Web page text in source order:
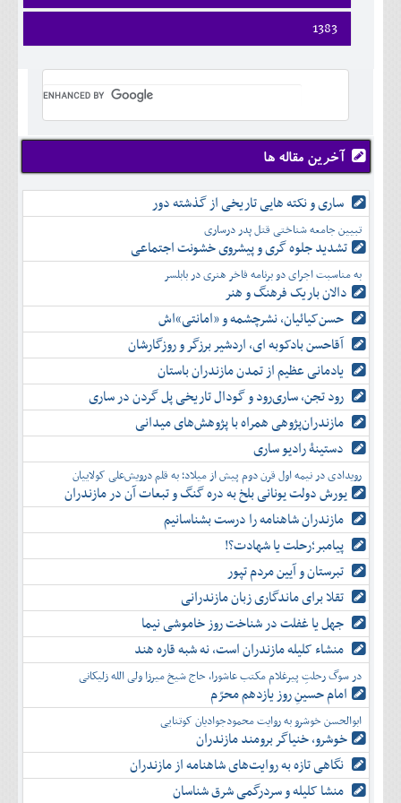
اسفند
دی
بهمن
آبان
آذر
دی
بهمن
شهريور
مهر
آبان
آذر
تير
مرداد
شهريور
مهر
دی
بهمن
اسفند
ارديبهشت
خرداد
تير
مرداد
آبان
آذر
دی
بهمن
اسفند
فروردين
ارديبهشت
خرداد
شهريور
مهر
آبان
آذر
دی
بهمن
اسفند
1383
فروردين
تير
مرداد
شهريور
مهر
آبان
آذر
دی
بهمن
اسفند
آخرین مقاله ها
ساری و نکته هایی تاریخی از گذشته دور
تبیین جامعه شناختی قتل پدر درساری
تشدید جلوه‌ گری و پیشروی خشونت اجتماعی
به مناسبت اجرای دو برنامه فاخر هنری در بابلسر
دالان باریک فرهنگ و هنر
حسن‌کیائیان، نشرچشمه و «امانتی»اش
آقاحسن بادکوبه ای، اردشیر برزگر و روزگارشان
یادمانی عظیم از تمدن مازندران باستان
رود تجن، ساری‌رود و گودال تاریخی پل گردن در ساری
مازندران‌پژوهی همراه با پژوهش‌های میدانی
دستینۀ رادیو ساری
رویدادی در نیمه اول قرن دوم پیش از میلاد؛ به قلم درویش‌علی کولاییان
یورش دولت یونانی بلخ به دره گنگ و تبعات آن در مازندران
مازندران شاهنامه را درست بشناسانیم
پیامبر؛رحلت یا شهادت؟!
تبرستان و آیین مردم تپور
تقلا برای ماندگاری زبان مازندرانی
جهل یا غفلت در شناخت روز خاموشی نیما
منشاء کلیله مازندران است، نه شبه قاره هند
در سوگ رحلتِ پیرغلام مکتب عاشورا، حاج شیخ میرزا ولی الله زلیکانی
امام حسینِ روز یازدهم محرّم
ابوالحسن خوشرو به روایت محمودجوادیان کوتنایی
خوشرو، خنياگر برومند مازندران
نگاهی تازه به روایت‌های شاهنامه از مازندران
منشا کلیله و سردرگمی شرق شناسان